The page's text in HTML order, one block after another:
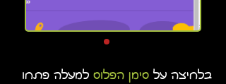
בלחיצה על סימן הפלוס למעלה פתחו